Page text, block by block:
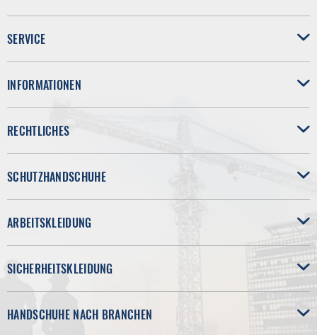
SERVICE
INFORMATIONEN
RECHTLICHES
SCHUTZHANDSCHUHE
ARBEITSKLEIDUNG
SICHERHEITSKLEIDUNG
HANDSCHUHE NACH BRANCHEN